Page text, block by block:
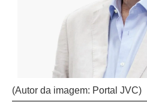
(Autor da imagem: Portal JVC)